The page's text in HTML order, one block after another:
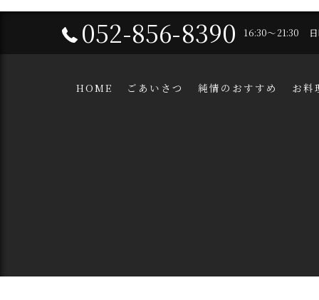
052-856-8390 16:30～21:30 日
HOME ごあいさつ 純情のおすすめ お料